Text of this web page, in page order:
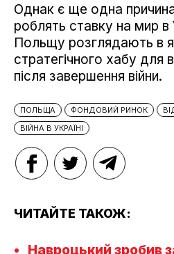
Однак є ще одна
роблять ставку на мир в
Польщу розглядають в
стратегічного хабу для
після завершення війни.
ПОЛЬЩА ФОНДОВИЙ РИНОК
ВІЙНА В УКРАЇНІ
ЧИТАЙТЕ ТАКОЖ:
Навроцький зробив